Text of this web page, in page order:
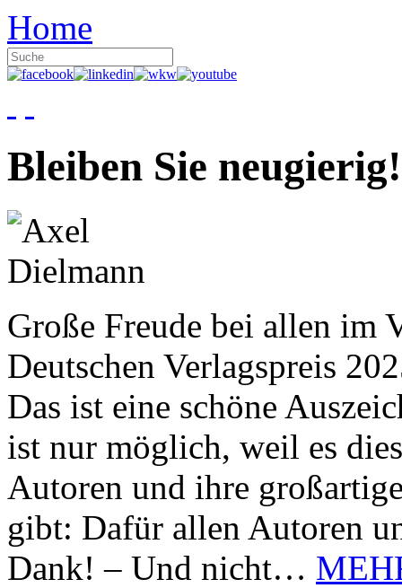
Home
Bleiben Sie neugierig!
Große Freude bei allen im
Deutschen Verlagspreis
Das ist eine schöne
ist nur möglich, weil es
Autoren und ihre
gibt: Dafür allen Autoren
Dank! – Und nicht…